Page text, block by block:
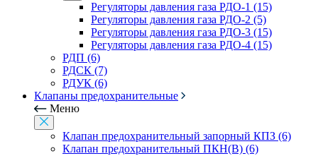
Регуляторы давления газа РДО-1 (15)
Регуляторы давления газа РДО-2 (5)
Регуляторы давления газа РДО-3 (15)
Регуляторы давления газа РДО-4 (15)
РДП (6)
РДСК (7)
РДУК (6)
Клапаны предохранительные
Меню
Клапан предохранительный запорный КПЗ (6)
Клапан предохранительный ПКН(В) (6)